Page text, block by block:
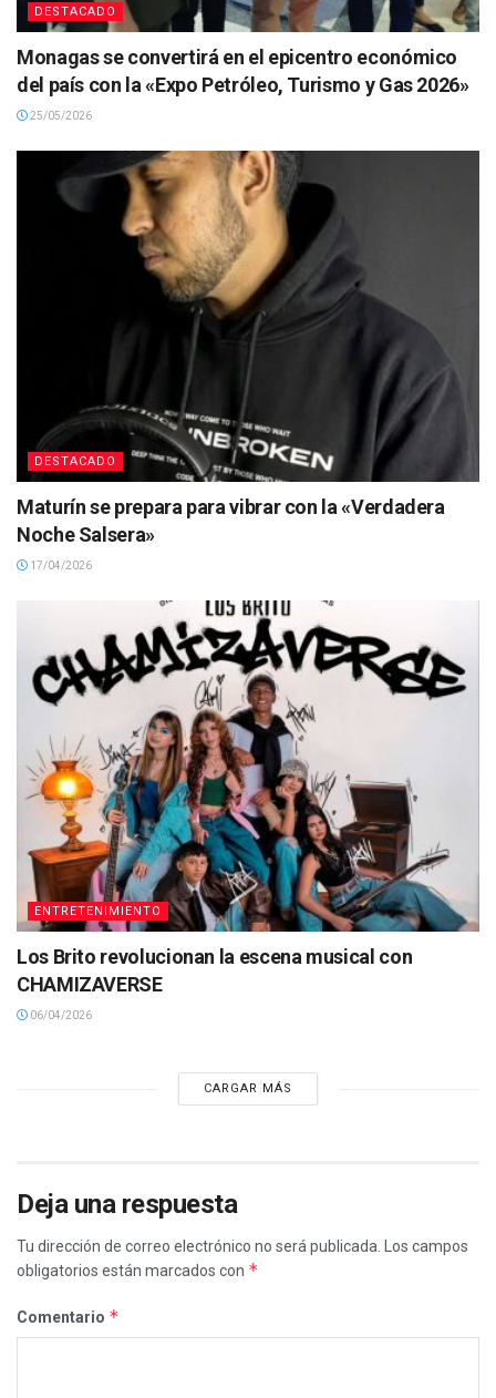
DESTACADO
Monagas se convertirá en el epicentro económico
del país con la «Expo Petróleo, Turismo y Gas 2026»
25/05/2026
DESTACADO
Maturín se prepara para vibrar con la «Verdadera
Noche Salsera»
17/04/2026
ENTRETENIMIENTO
Los Brito revolucionan la escena musical con
CHAMIZAVERSE
06/04/2026
CARGAR MÁS
Deja una respuesta
Tu dirección de correo electrónico no será publicada.
Los campos
obligatorios están marcados con *
Comentario *